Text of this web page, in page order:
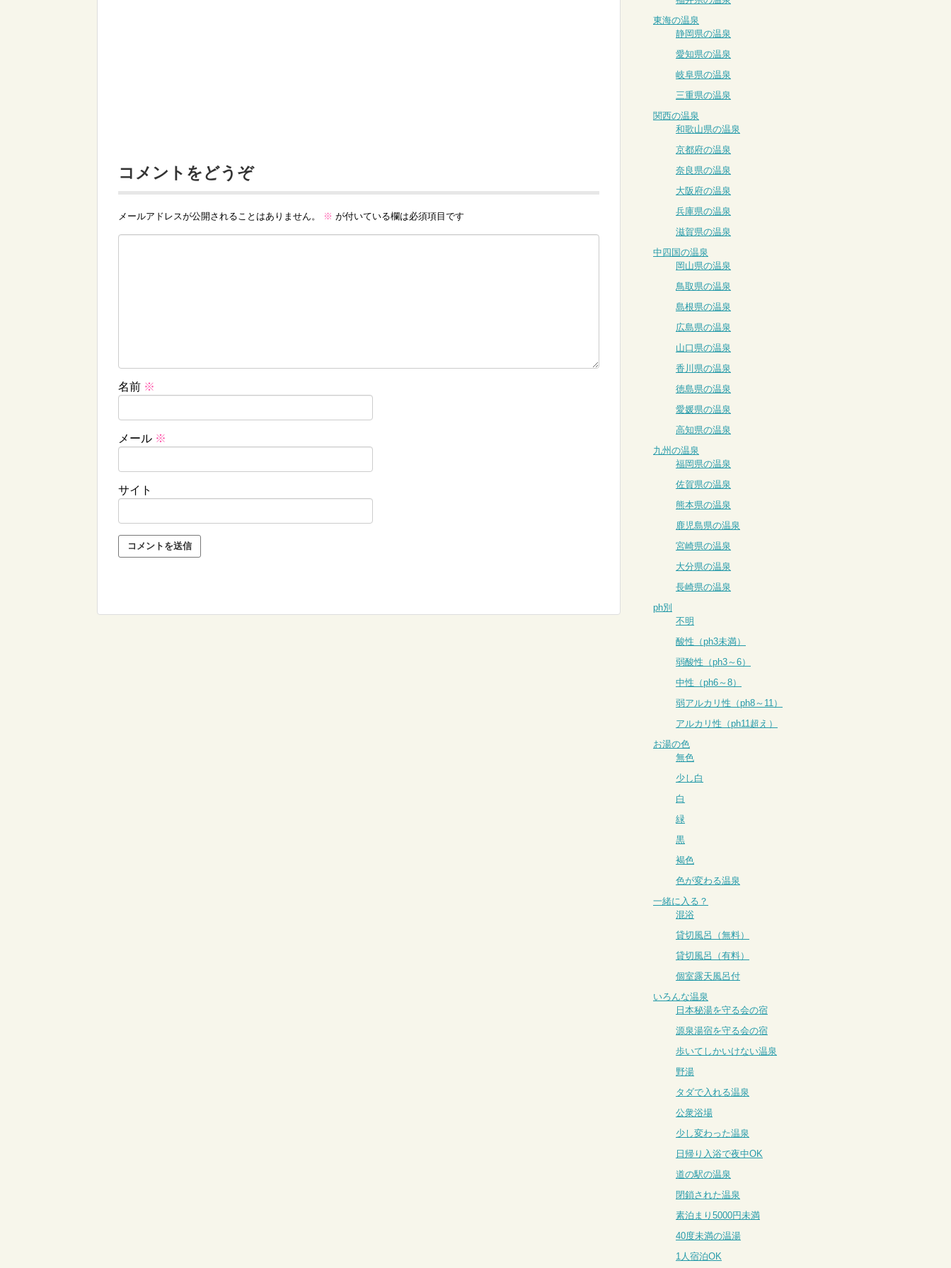
コメントをどうぞ
メールアドレスが公開されることはありません。 ※ が付いている欄は必須項目です
名前 ※
メール ※
サイト
東海の温泉
静岡県の温泉
愛知県の温泉
岐阜県の温泉
三重県の温泉
関西の温泉
和歌山県の温泉
京都府の温泉
奈良県の温泉
大阪府の温泉
兵庫県の温泉
滋賀県の温泉
中四国の温泉
岡山県の温泉
鳥取県の温泉
島根県の温泉
広島県の温泉
山口県の温泉
香川県の温泉
徳島県の温泉
愛媛県の温泉
高知県の温泉
九州の温泉
福岡県の温泉
佐賀県の温泉
熊本県の温泉
鹿児島県の温泉
宮崎県の温泉
大分県の温泉
長崎県の温泉
ph別
不明
酸性（ph3未満）
弱酸性（ph3～6）
中性（ph6～8）
弱アルカリ性（ph8～11）
アルカリ性（ph11超え）
お湯の色
無色
少し白
白
緑
黒
褐色
色が変わる温泉
一緒に入る？
混浴
貸切風呂（無料）
貸切風呂（有料）
個室露天風呂付
いろんな温泉
日本秘湯を守る会の宿
源泉湯宿を守る会の宿
歩いてしかいけない温泉
野湯
タダで入れる温泉
公衆浴場
少し変わった温泉
日帰り入浴で夜中OK
道の駅の温泉
閉鎖された温泉
素泊まり5000円未満
40度未満の温湯
1人宿泊OK